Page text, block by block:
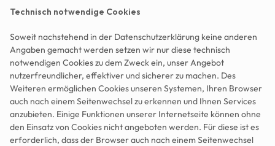
Technisch notwendige Cookies
Soweit nachstehend in der Datenschutzerklärung keine anderen
Angaben gemacht werden setzen wir nur diese technisch
notwendigen Cookies zu dem Zweck ein, unser Angebot
nutzerfreundlicher, effektiver und sicherer zu machen. Des
Weiteren ermöglichen Cookies unseren Systemen, Ihren Browser
auch nach einem Seitenwechsel zu erkennen und Ihnen Services
anzubieten. Einige Funktionen unserer Internetseite können ohne
den Einsatz von Cookies nicht angeboten werden. Für diese ist es
erforderlich, dass der Browser auch nach einem Seitenwechsel